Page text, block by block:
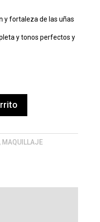
y fortaleza de las uñas
y tonos perfectos y
, MAQUILLAJE